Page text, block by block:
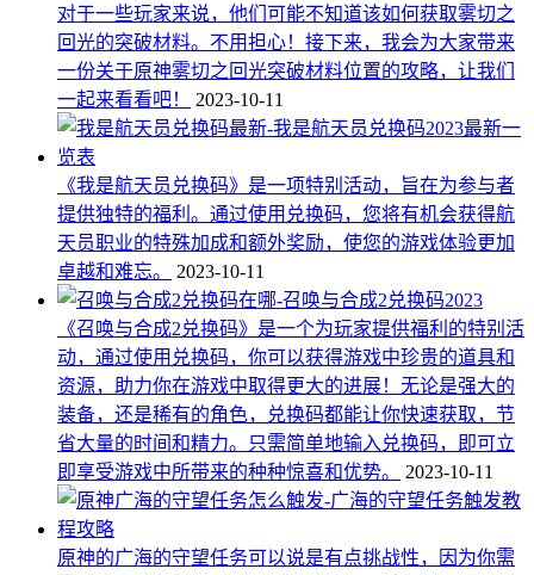
对于一些玩家来说，他们可能不知道该如何获取雾切之
回光的突破材料。不用担心！接下来，我会为大家带来
一份关于原神雾切之回光突破材料位置的攻略，让我们
一起来看看吧！
2023-10-11
《我是航天员兑换码》是一项特别活动，旨在为参与者
提供独特的福利。通过使用兑换码，您将有机会获得航
天员职业的特殊加成和额外奖励，使您的游戏体验更加
卓越和难忘。
2023-10-11
《召唤与合成2兑换码》是一个为玩家提供福利的特别活
动，通过使用兑换码，你可以获得游戏中珍贵的道具和
资源，助力你在游戏中取得更大的进展！无论是强大的
装备，还是稀有的角色，兑换码都能让你快速获取，节
省大量的时间和精力。只需简单地输入兑换码，即可立
即享受游戏中所带来的种种惊喜和优势。
2023-10-11
原神的广海的守望任务可以说是有点挑战性，因为你需